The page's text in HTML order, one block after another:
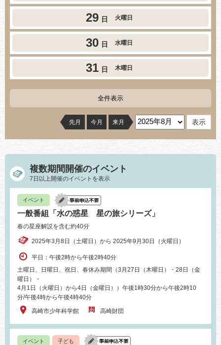
29 日 火曜日
30 日 水曜日
31 日 木曜日
全件表示
先月 今月 来月
複数期間開催のイベント
7日以上開催のイベントを表示
イベント
一般番組「水の惑星 星の旅シリーズ」
春の星座解説を含む約40分
2025年3月8日（土曜日）から 2025年9月30日（火曜日）
平日：午後2時から午後2時40分
土曜日、日曜日、祝日、春休み期間（3月27日（木曜日）・28日（金
曜日）・
4月1日（火曜日）から4日（金曜日））午後1時30分から午後2時10
分/午後4時から午後4時40分
高崎市少年科学館
高崎財団
イベント 子ども